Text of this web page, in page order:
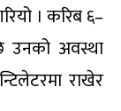
। करिब ६–
उनको अवस्था
राखेर